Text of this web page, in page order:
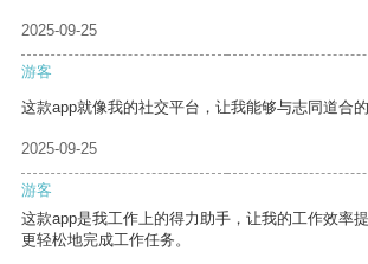
2025-09-25
游客
这款app就像我的社交平台，让我能够与志同道合的
2025-09-25
游客
这款app是我工作上的得力助手，让我的工作效率
更轻松地完成工作任务。